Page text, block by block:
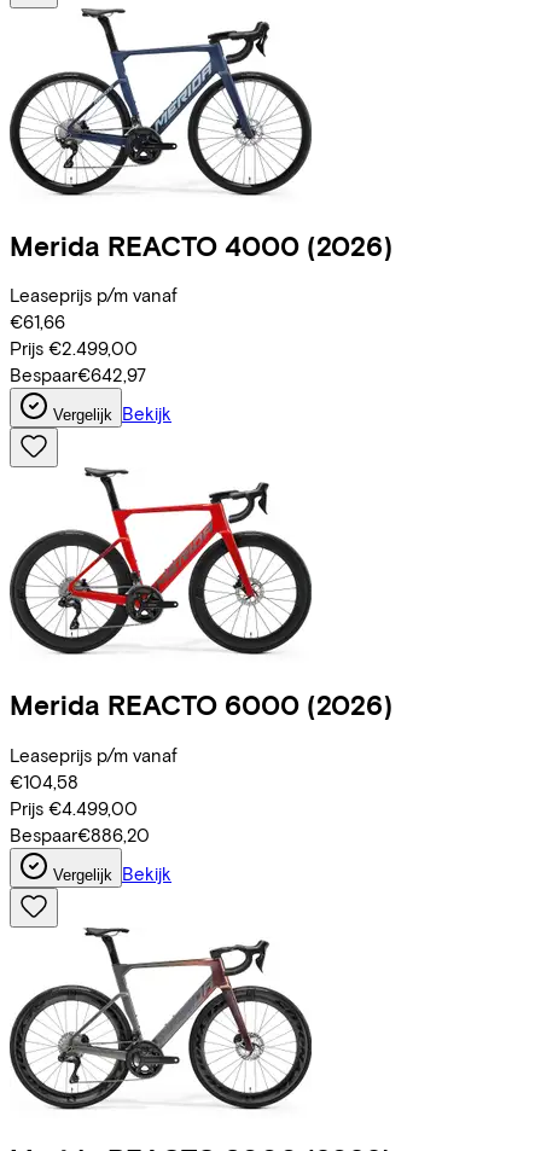
Merida REACTO 4000 (2026)
Leaseprijs p/m vanaf
€61,66
Prijs €2.499,00
Bespaar€642,97
Vergelijk Bekijk
Merida REACTO 6000 (2026)
Leaseprijs p/m vanaf
€104,58
Prijs €4.499,00
Bespaar€886,20
Vergelijk Bekijk